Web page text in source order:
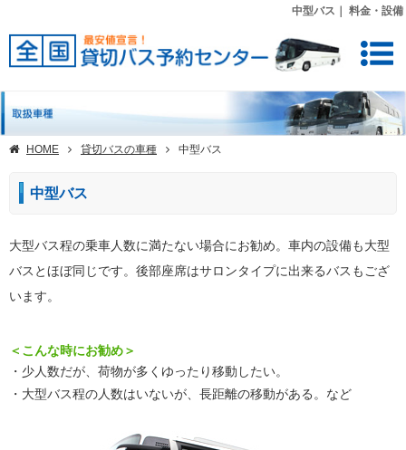
中型バス｜ 料金・設備
HOME 貸切バスの車種 中型バス
中型バス
大型バス程の乗車人数に満たない場合にお勧め。車内の設備も大型
バスとほぼ同じです。後部座席はサロンタイプに出来るバスもござ
います。
＜こんな時にお勧め＞
・少人数だが、荷物が多くゆったり移動したい。
・大型バス程の人数はいないが、長距離の移動がある。など